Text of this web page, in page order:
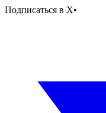
Подписаться в X•